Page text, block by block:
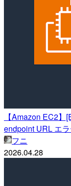
【Amazon EC2
endpoint URL エ
フニ
2026.04.28